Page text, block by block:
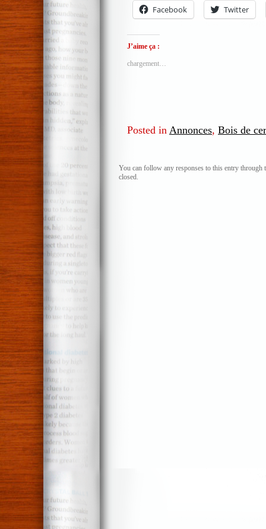
Facebook Twitter
J’aime ça :
chargement…
Posted in Annonces, Bois de
You can follow any responses to this entry through
closed.